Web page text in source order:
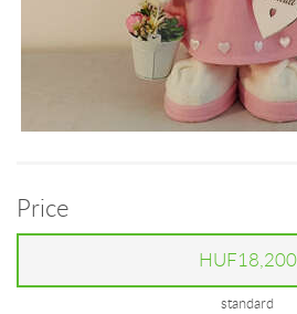
Price
HUF18,200
standard